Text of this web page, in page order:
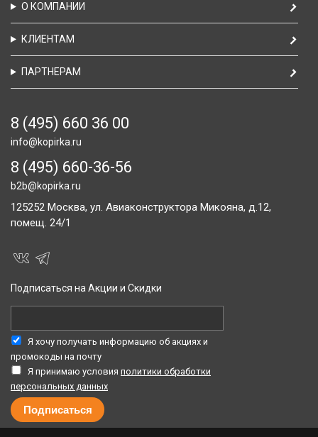
О КОМПАНИИ
КЛИЕНТАМ
ПАРТНЕРАМ
8 (495) 660 36 00
info@kopirka.ru
8 (495) 660-36-56
b2b@kopirka.ru
125252 Москва, ул. Авиаконструктора Микояна, д.12,
помещ. 24/1
Подписаться на Акции и Скидки
Я хочу получать информацию об акциях и
промокоды на почту
Я принимаю условия политики обработки
персональных данных